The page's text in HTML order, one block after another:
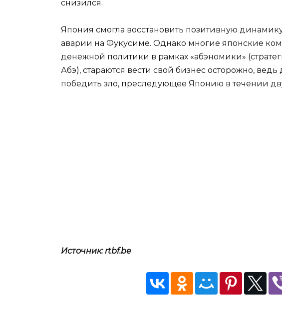
снизился.
Япония смогла восстановить позитивную
аварии на Фукусиме. Однако многие японские
денежной политики в рамках «абэномики»
Абэ), стараются вести свой бизнес осторожно,
победить зло, преследующее Японию в течении
Источник: rtbf.be